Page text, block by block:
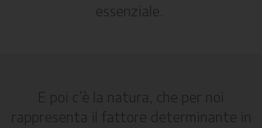
essenziale.
E poi c’è la natura, che per noi
rappresenta il fattore determinante in